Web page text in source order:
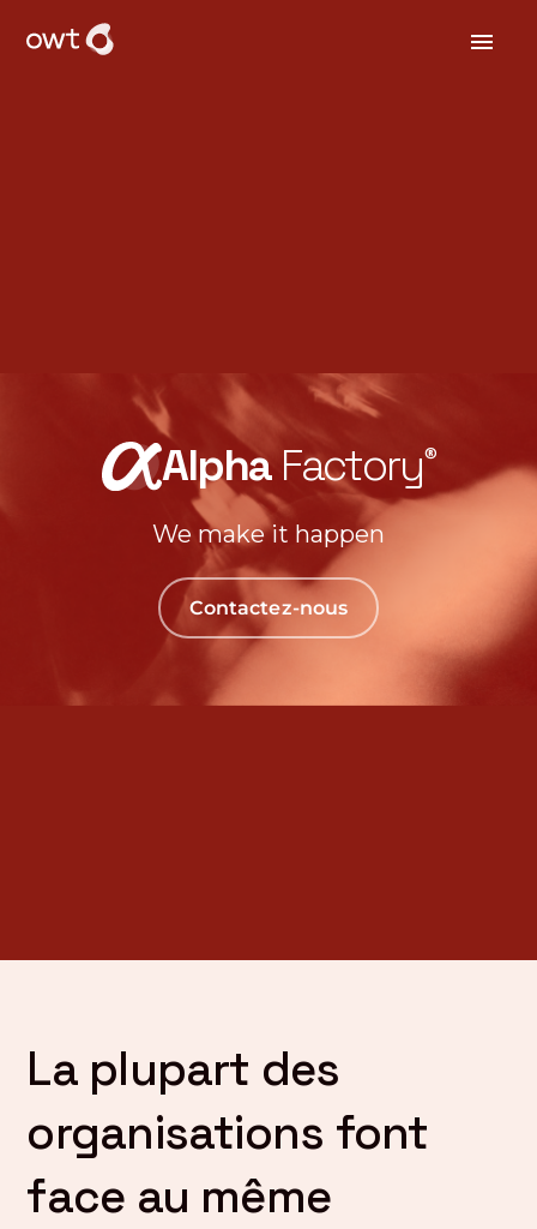
Alpha Factory®
We make it happen
Contactez-nous
La plupart des
organisations font
face au même